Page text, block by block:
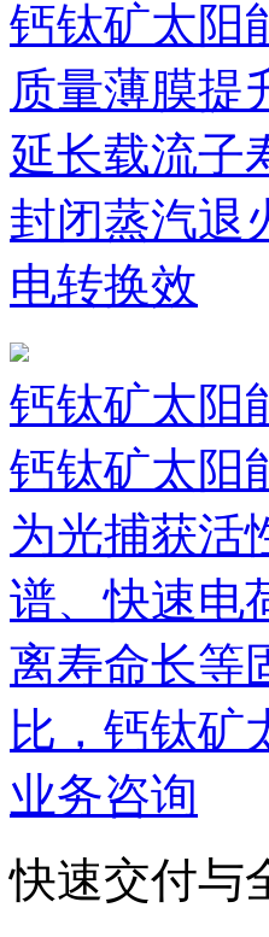
钙钛矿太阳
质量薄膜提
延长载流子
封闭蒸汽退
电转换效
钙钛矿太阳
钙钛矿太阳
为光捕获活
谱、快速电
离寿命长等
比，钙钛矿
业务咨询
快速交付与